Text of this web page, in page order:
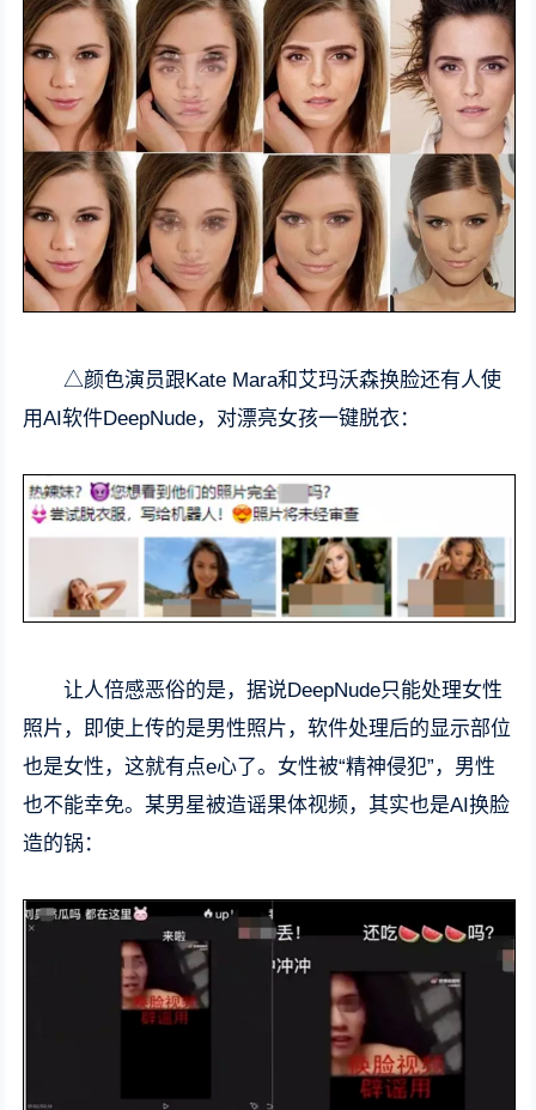
△颜色演员跟Kate Mara和艾玛沃森换脸还有人使
用AI软件DeepNude，对漂亮女孩一键脱衣：
让人倍感恶俗的是，据说DeepNude只能处理女性
照片，即使上传的是男性照片，软件处理后的显示部位
也是女性，这就有点e心了。女性被“精神侵犯”，男性
也不能幸免。某男星被造谣果体视频，其实也是AI换脸
造的锅：